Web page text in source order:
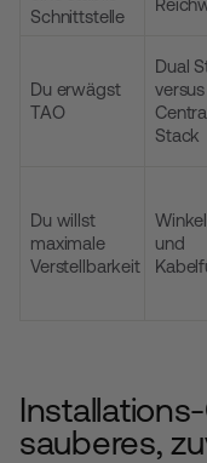
Schnittstelle
Du erwägst
TAO
Dual
versus
Stack
Du willst
maximale
Verstellbarkeit
und
sauberes,